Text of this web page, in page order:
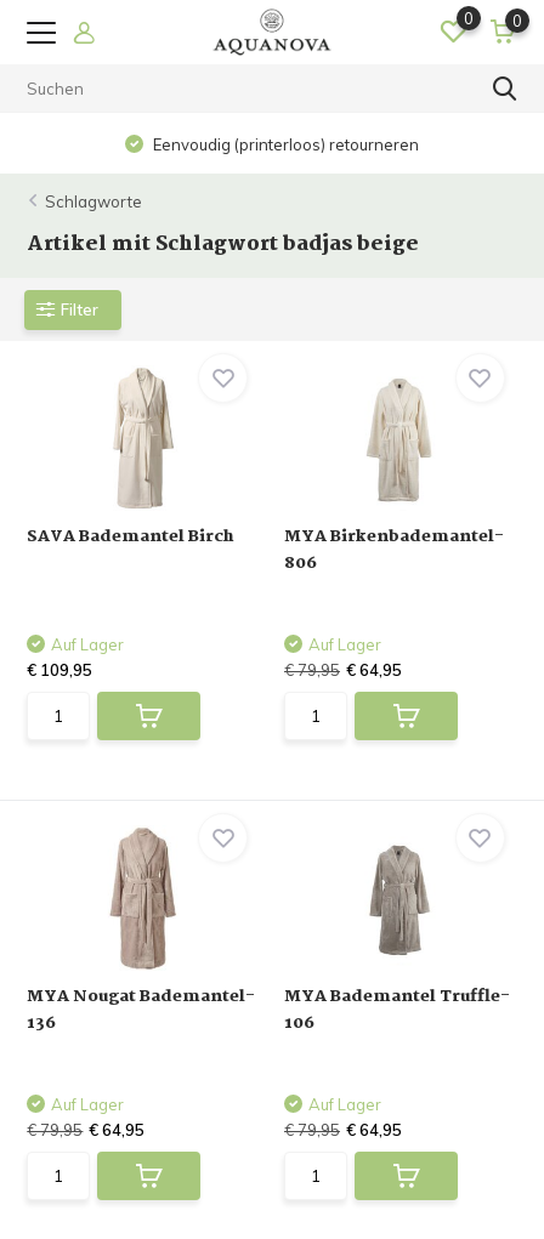
0 0
Eenvoudig (printerloos) retourneren
Schlagworte
Artikel mit Schlagwort badjas beige
Filter
SAVA Bademantel Birch
Auf Lager
€ 109,95
MYA Birkenbademantel-
806
Auf Lager
€ 79,95 € 64,95
MYA Nougat Bademantel-
136
Auf Lager
€ 79,95 € 64,95
MYA Bademantel Truffle-
106
Auf Lager
€ 79,95 € 64,95